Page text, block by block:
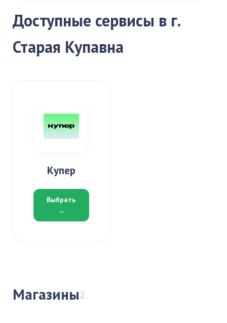
Доступные сервисы в г.
Старая Купавна
Купер
Выбрать
→
Магазины2